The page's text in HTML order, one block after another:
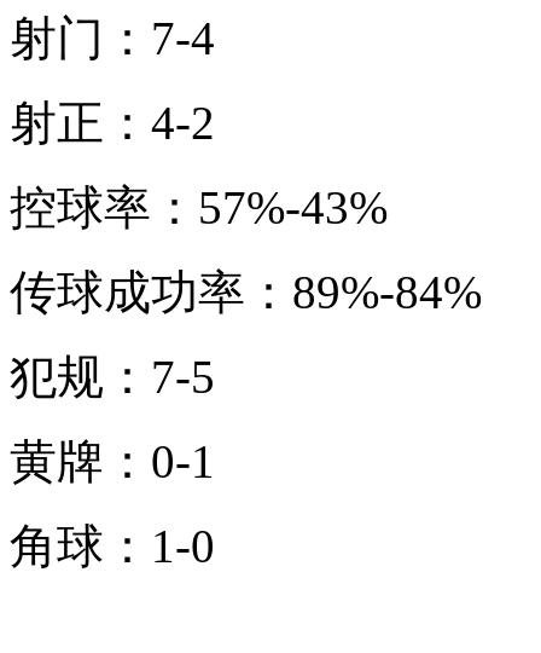
射门：7-4
射正：4-2
控球率：57%-43%
传球成功率：89%-84%
犯规：7-5
黄牌：0-1
角球：1-0